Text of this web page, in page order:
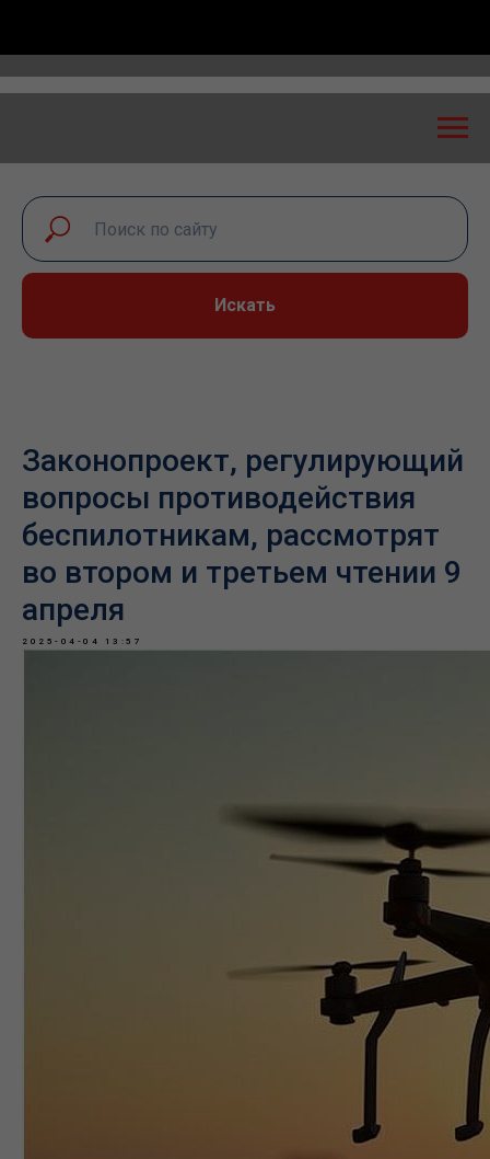
Искать
Законопроект, регулирующий
вопросы противодействия
беспилотникам, рассмотрят
во втором и третьем чтении 9
апреля
2025-04-04 13:57